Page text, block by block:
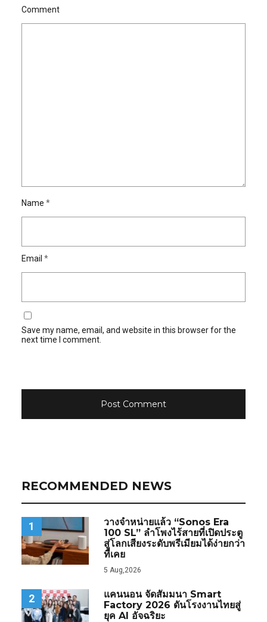
Comment
Name *
Email *
Save my name, email, and website in this browser for the
next time I comment.
RECOMMENDED NEWS
1
วางจำหน่ายแล้ว “Sonos Era
100 SL” ลำโพงไร้สายที่เปิดประตู
สู่โลกเสียงระดับพรีเมียมได้ง่ายกว่า
ที่เคย
5 Aug,2026
2
แคนนอน จัดสัมมนา Smart
Factory 2026 ดันโรงงานไทยสู่
ยุค AI อัจฉริยะ